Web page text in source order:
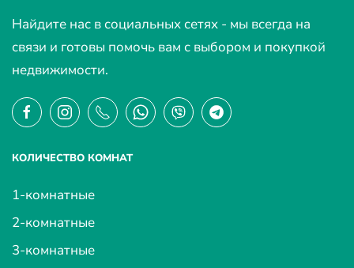
Найдите нас в социальных сетях - мы всегда на
связи и готовы помочь вам с выбором и покупкой
недвижимости.
КОЛИЧЕСТВО КОМНАТ
1-комнатные
2-комнатные
3-комнатные